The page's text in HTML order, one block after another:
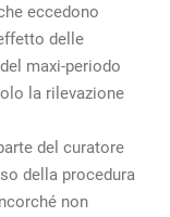
eccedono
delle
maxi-periodo
la rilevazione
del curatore
della procedura
non